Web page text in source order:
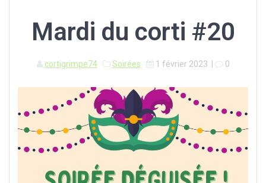
Mardi du corti #20
cortigrimpe74 Soirées 1 février 2023 0